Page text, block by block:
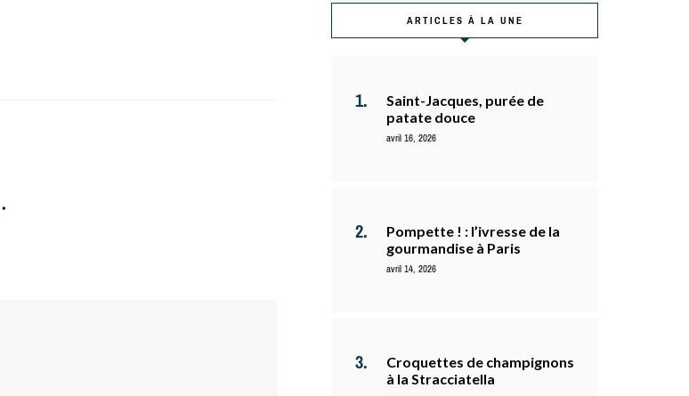
*
ARTICLES À LA UNE
Saint-Jacques, purée de
patate douce
avril 16, 2026
Pompette ! : l’ivresse de la
gourmandise à Paris
avril 14, 2026
Croquettes de champignons
à la Stracciatella